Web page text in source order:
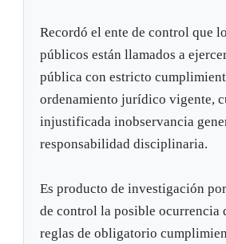
Recordó el ente de control que
públicos están llamados a
pública con estricto
ordenamiento jurídico vigente,
injustificada inobservancia
responsabilidad disciplinaria.
Es producto de investigación
de control la posible ocurrencia
reglas de obligatorio